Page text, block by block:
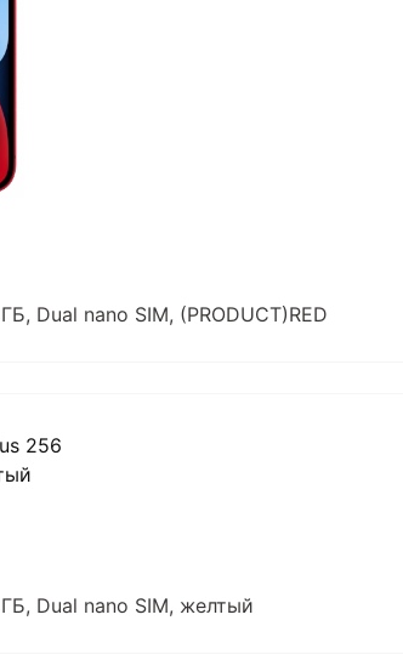
Dual nano SIM, (PRODUCT)RED
Dual nano SIM, желтый